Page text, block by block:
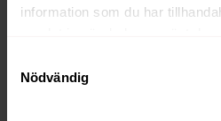
information som du har
Nödvändig